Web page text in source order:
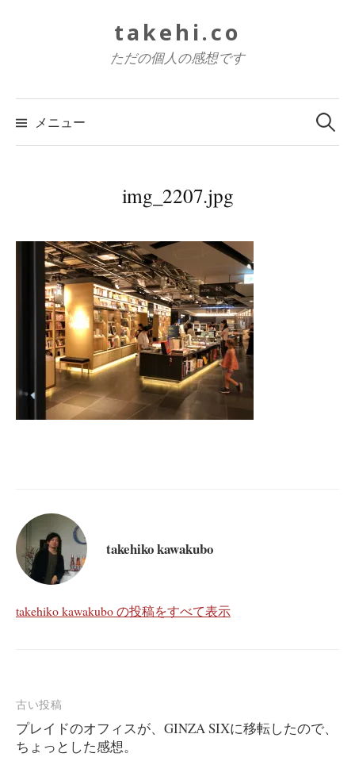
ツ
へ
ス
takehi.co
ただの個人の感想です
メニュー
検
索:
img_2207.jpg
takehiko kawakubo
takehiko kawakubo の投稿をすべて表示
投
稿
ナ
古い投稿
プレイドのオフィスが、GINZA SIXに移転したので、
ちょっとした感想。